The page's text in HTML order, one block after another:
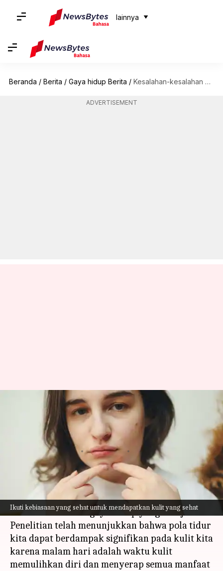
lainnya
Beranda / Berita / Gaya hidup Berita / Kesalahan-kesalahan umum saat tidur yang dapat picu jerawat
ADVERTISEMENT
Ikuti kebiasaan yang sehat untuk mendapatkan kulit yang sehat
Kesalahan-kesalahan umum
saat tidur yang dapat picu
jerawat
Taufiq Al Jufri Aug 24, 2023 12:51 pm
Apa ceritanya
Perawatan kulit adalah bagaimana kita
merawat kulit dan gaya hidup yang kita jalani.
Penelitian telah menunjukkan bahwa pola tidur
kita dapat berdampak signifikan pada kulit kita
karena malam hari adalah waktu kulit
memulihkan diri dan menyerap semua manfaat